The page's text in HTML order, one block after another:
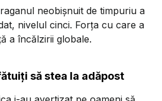
neobișnuit de timpuriu a
nivelul cinci. Forța cu care a
a încălzirii globale.
să stea la adăpost